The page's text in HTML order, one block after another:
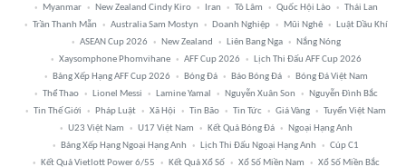
Myanmar
New Zealand Cindy Kiro Iran Tô Lâm Quốc Hội Lào
Thái Lan
Trần Thanh Mẫn
Australia Sam Mostyn Doanh Nghiệp Mũi Nghê
Luật Dầu Khí
ASEAN Cup 2026
New Zealand Liên Bang Nga
Nắng Nóng
Xaysomphone Phomvihane
AFF Cup 2026
Lịch Thi Đấu AFF Cup 2026
Bảng Xếp Hạng AFF Cup 2026
Bóng Đá Báo Bóng Đá
Bóng Đá Việt Nam
Thể Thao
Lionel Messi Lamine Yamal Nguyễn Xuân Son
Nguyễn Đình Bắc
Tin Thế Giới
Pháp Luật Xã Hội Tin Bão Tin Tức Giá Vàng
Tuyển Việt Nam
U23 Việt Nam
U17 Việt Nam Kết Quả Bóng Đá
Ngoại Hạng Anh
Bảng Xếp Hạng Ngoại Hạng Anh
Lịch Thi Đấu Ngoại Hạng Anh
Cúp C1
Kết Quả Vietlott Power 6/55
Kết Quả Xổ Số Xổ Số Miền Nam Xổ Số Miền Bắc